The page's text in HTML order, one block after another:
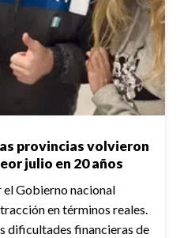
provincias volvieron
julio en 20 años
el Gobierno nacional
en términos reales.
dificultades financieras de